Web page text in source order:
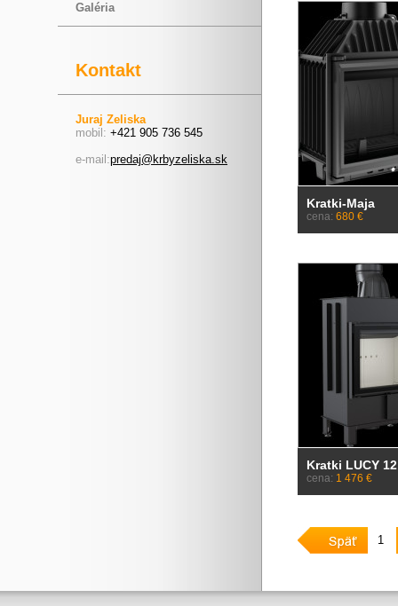
Galéria
Kontakt
Juraj Zeliska
mobil: +421 905 736 545
e-mail:predaj@krbyzeliska.sk
Kratki-Maja
cena: 680 €
Kratki LUCY 12
cena: 1 476 €
1